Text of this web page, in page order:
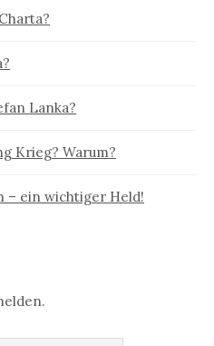
Lanka?
Krieg? Warum?
– ein wichtiger Held!